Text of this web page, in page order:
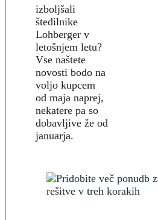
izboljšali
štedilnike
Lohberger v
letošnjem letu?
Vse naštete
novosti bodo na
voljo kupcem
od maja naprej,
nekatere pa so
dobavljive že od
januarja.